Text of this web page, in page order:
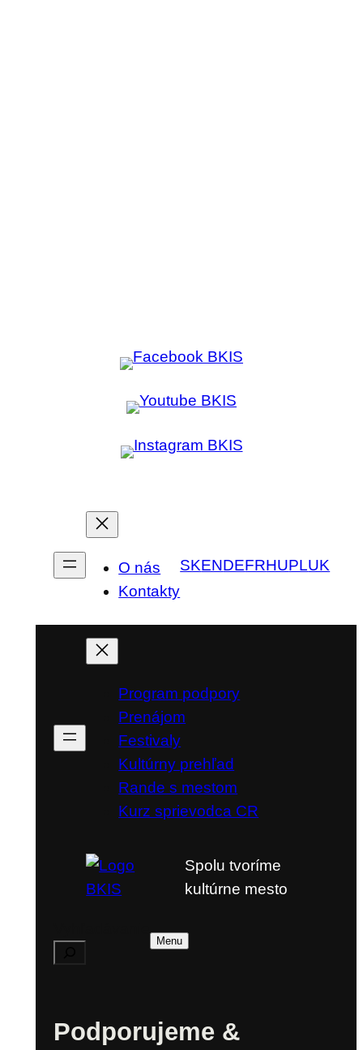
O nás
Kontakty
SKENDEFRHUPLUK
Program podpory
Prenájom
Festivaly
Kultúrny prehľad
Rande s mestom
Kurz sprievodca CR
Spolu tvoríme
kultúrne mesto
Menu
Podporujeme &